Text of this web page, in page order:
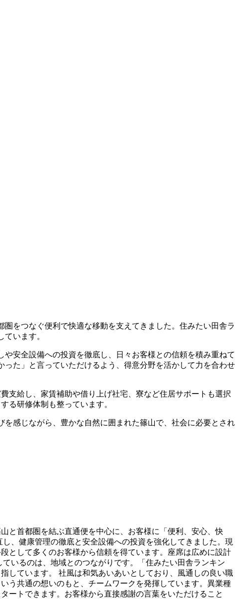
をつなぐ便利で快適な移動を支えてきました。住みたい田舎ラ
います。
安全設備への投資を徹底し、日々お客様との信頼を積み重ねて
た」と言っていただけるよう、得意分野を活かして力を合わせ
支給し、家賃補助や借り上げ社宅、寮など住居サポートも選択
る研修体制も整っています。
感じながら、豊かな自然に囲まれた篠山で、社会に必要とされ
と首都圏を結ぶ直通便を中心に、お客様に「便利、安心、快
、健康管理の徹底と安全設備への投資を強化してきました。現
として多くのお客様から信頼を得ています。座席は広めに設計
いるのは、地域とのつながりです。「住みたい田舎ランキン
しています。 社風は和気あいあいとしており、風通しの良い職
う共通の想いのもと、チームワークを発揮しています。異業種
ートできます。お客様から直接感謝の言葉をいただけること